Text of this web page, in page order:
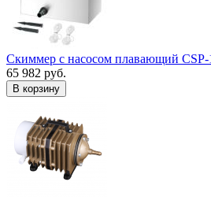
Скиммер с насосом плавающий CSP-
65 982 руб.
В корзину